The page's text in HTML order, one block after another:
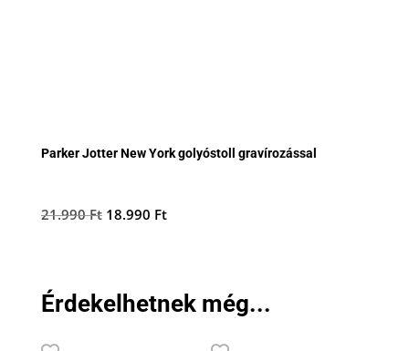
Parker Jotter New York golyóstoll gravírozással
21.990Ft Original
18.990 FtCurrent
Érdekelhetnek még...